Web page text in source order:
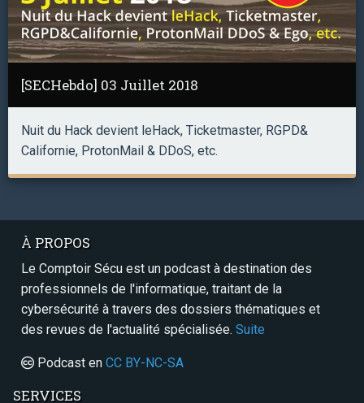
[SECHebdo] 03 Juillet 2018
Nuit du Hack devient leHack, Ticketmaster, RGPD&
Californie, ProtonMail & DDoS, etc.
À PROPOS
Le Comptoir Sécu est un podcast à destination des
professionnels de l'informatique, traitant de la
cybersécurité à travers des dossiers thématiques et
des revues de l'actualité spécialisée. Suite
Podcast en CC BY-NC-SA
SERVICES